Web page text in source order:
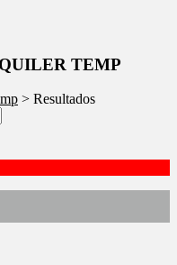
TEMP
> Resultados